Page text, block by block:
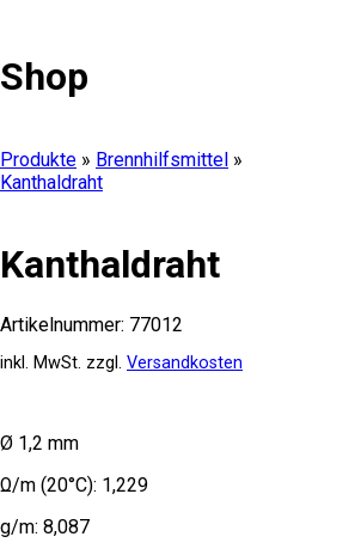
Shop
Produkte » Brennhilfsmittel »
Kanthaldraht
Kanthaldraht
Artikelnummer: 77012
inkl. MwSt. zzgl. Versandkosten
Ø 1,2 mm
Ω/m (20°C): 1,229
g/m: 8,087